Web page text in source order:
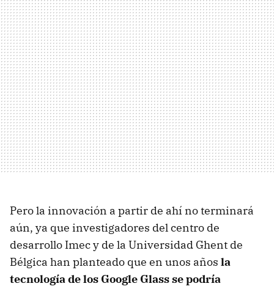
Pero la innovación a partir de ahí no terminará
aún, ya que investigadores del centro de
desarrollo Imec y de la Universidad Ghent de
Bélgica han planteado que en unos años la
tecnología de los Google Glass se podría